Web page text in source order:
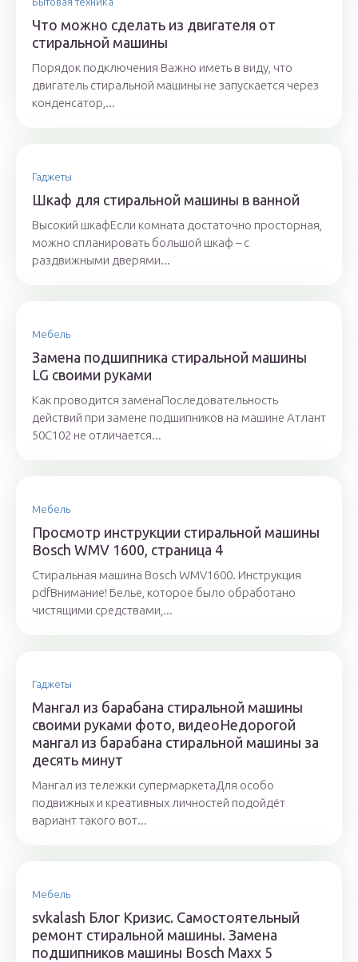
Что можно сделать из двигателя от
стиральной машины
Порядок подключения Важно иметь в виду, что
двигатель стиральной машины не запускается через
конденсатор,...
Гаджеты
Шкаф для стиральной машины в ванной
Высокий шкафЕсли комната достаточно просторная,
можно спланировать большой шкаф – с
раздвижными дверями...
Мебель
Замена подшипника стиральной машины
LG своими руками
Как проводится заменаПоследовательность
действий при замене подшипников на машине Атлант
50C102 не отличается...
Мебель
Просмотр инструкции стиральной машины
Bosch WMV 1600, страница 4
Стиральная машина Bosch WMV1600. Инструкция
pdfВнимание! Белье, которое было обработано
чистящими средствами,...
Гаджеты
Мангал из барабана стиральной машины
своими руками фото, видеоНедорогой
мангал из барабана стиральной машины за
десять минут
Мангал из тележки супермаркетаДля особо
подвижных и креативных личностей подойдёт
вариант такого вот...
Мебель
svkalash Блог Кризис. Самостоятельный
ремонт стиральной машины. Замена
подшипников машины Bosch Maxx 5